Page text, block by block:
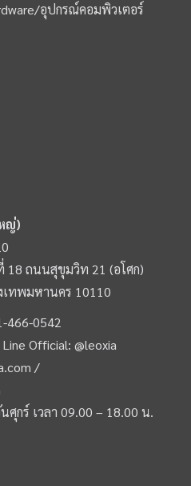
อุปกรณ์คอมพิวเตอร์
ญ่)
18 ถนนสุขุมวิท 21 (อโศก)
เทพมหานคร 10110
466-0542
Official:@leoxia
/
ศุกร์ เวลา 09.00 – 18.00 น.